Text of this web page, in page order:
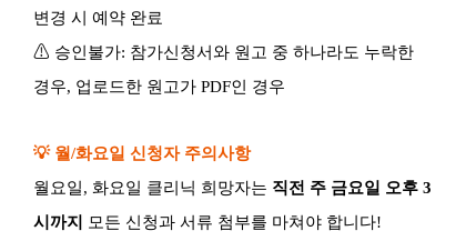
변경 시 예약 완료
⚠ 승인불가: 참가신청서와 원고 중 하나라도 누락한
경우, 업로드한 원고가 PDF인 경우
💡 월/화요일 신청자 주의사항
월요일, 화요일 클리닉 희망자는 직전 주 금요일 오후 3
시까지
모든 신청과 서류 첨부를 마쳐야 합니다!